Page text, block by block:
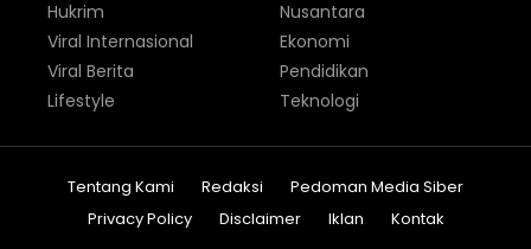
Hukrim
Viral Internasional
Viral Berita
Lifestyle
Nusantara
Ekonomi
Pendidikan
Teknologi
Tentang Kami Redaksi
Pedoman Media Siber
Privacy Policy
Disclaimer Iklan Kontak